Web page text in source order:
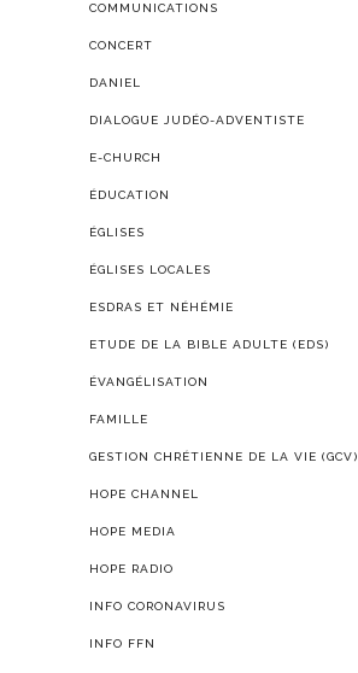
COMMUNICATIONS
CONCERT
DANIEL
DIALOGUE JUDÉO-ADVENTISTE
E-CHURCH
ÉDUCATION
ÉGLISES
ÉGLISES LOCALES
ESDRAS ET NÉHÉMIE
ETUDE DE LA BIBLE ADULTE (EDS)
ÉVANGÉLISATION
FAMILLE
GESTION CHRÉTIENNE DE LA VIE (GCV)
HOPE CHANNEL
HOPE MEDIA
HOPE RADIO
INFO CORONAVIRUS
INFO FFN